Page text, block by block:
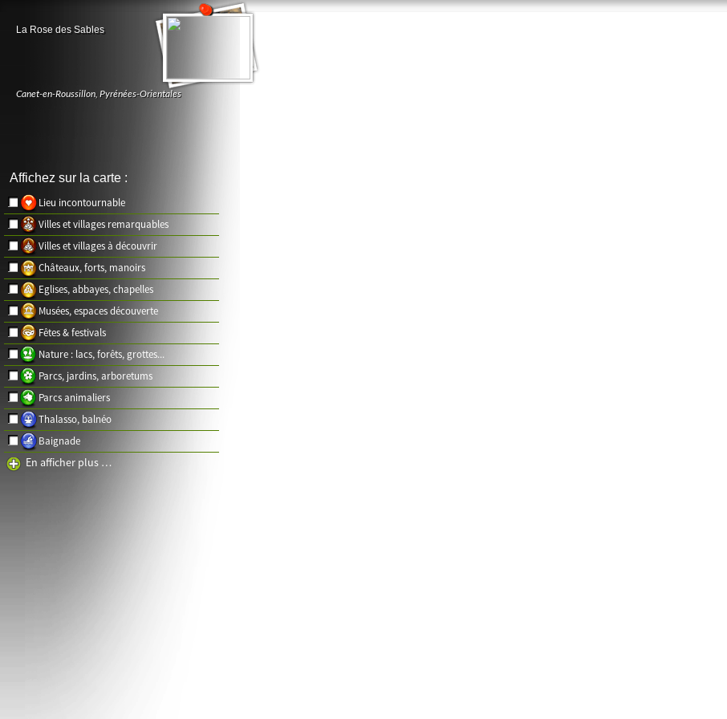
La Rose des Sables
Canet-en-Roussillon, Pyrénées-Orientales
Affichez sur la carte :
Lieu incontournable
Villes et villages remarquables
Villes et villages à découvrir
Châteaux, forts, manoirs
Eglises, abbayes, chapelles
Musées, espaces découverte
Fêtes & festivals
Nature : lacs, forêts, grottes...
Parcs, jardins, arboretums
Parcs animaliers
Thalasso, balnéo
Baignade
En afficher plus …